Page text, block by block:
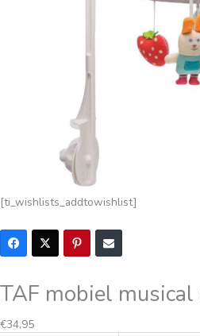
[ti_wishlists_addtowishlist]
TAF mobiel musical
€34,95